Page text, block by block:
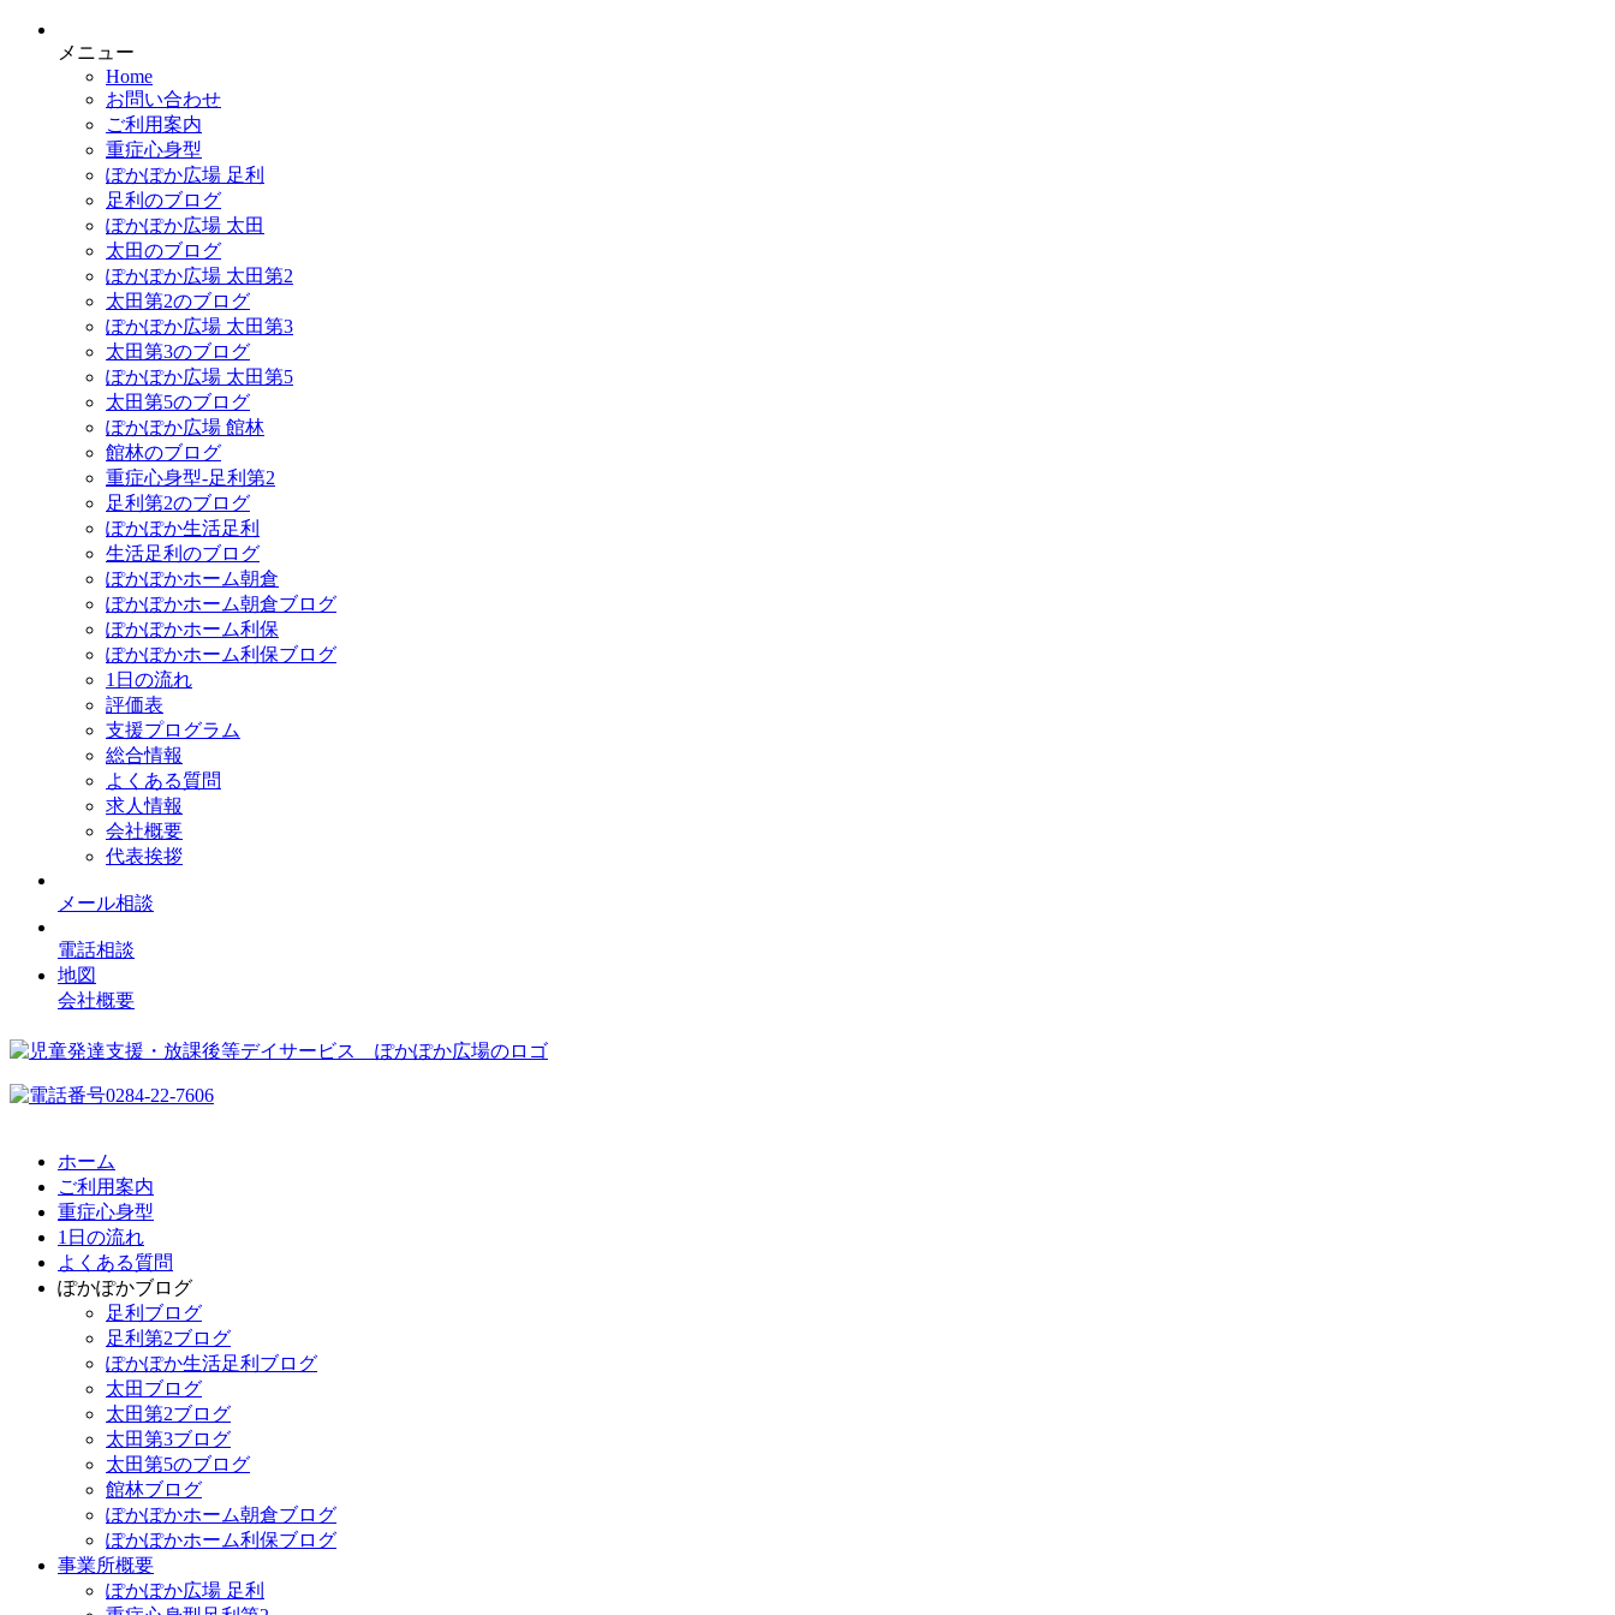
メニュー
Home
お問い合わせ
ご利用案内
重症心身型
ぽかぽか広場 足利
足利のブログ
ぽかぽか広場 太田
太田のブログ
ぽかぽか広場 太田第2
太田第2のブログ
ぽかぽか広場 太田第3
太田第3のブログ
ぽかぽか広場 太田第5
太田第5のブログ
ぽかぽか広場 館林
館林のブログ
重症心身型-足利第2
足利第2のブログ
ぽかぽか生活足利
生活足利のブログ
ぽかぽかホーム朝倉
ぽかぽかホーム朝倉ブログ
ぽかぽかホーム利保
ぽかぽかホーム利保ブログ
1日の流れ
評価表
支援プログラム
総合情報
よくある質問
求人情報
会社概要
代表挨拶
メール相談
電話相談
地図
会社概要
ホーム
ご利用案内
重症心身型
1日の流れ
よくある質問
ぽかぽかブログ
足利ブログ
足利第2ブログ
ぽかぽか生活足利ブログ
太田ブログ
太田第2ブログ
太田第3ブログ
太田第5のブログ
館林ブログ
ぽかぽかホーム朝倉ブログ
ぽかぽかホーム利保ブログ
事業所概要
ぽかぽか広場 足利